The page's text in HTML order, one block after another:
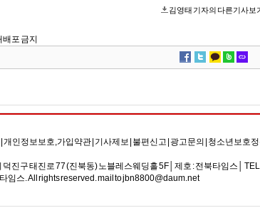
김영태 기자의 다른기사보
포 금지
개인정보보호,가입약관| 기사제보 불편신고 광고문의 청소년보호
진구 태진로 77 (진북동) 노블레스웨딩홀 5F│제호 : 전북타임스│
임스. All rights reserved. mail to jbn8800@daum.net